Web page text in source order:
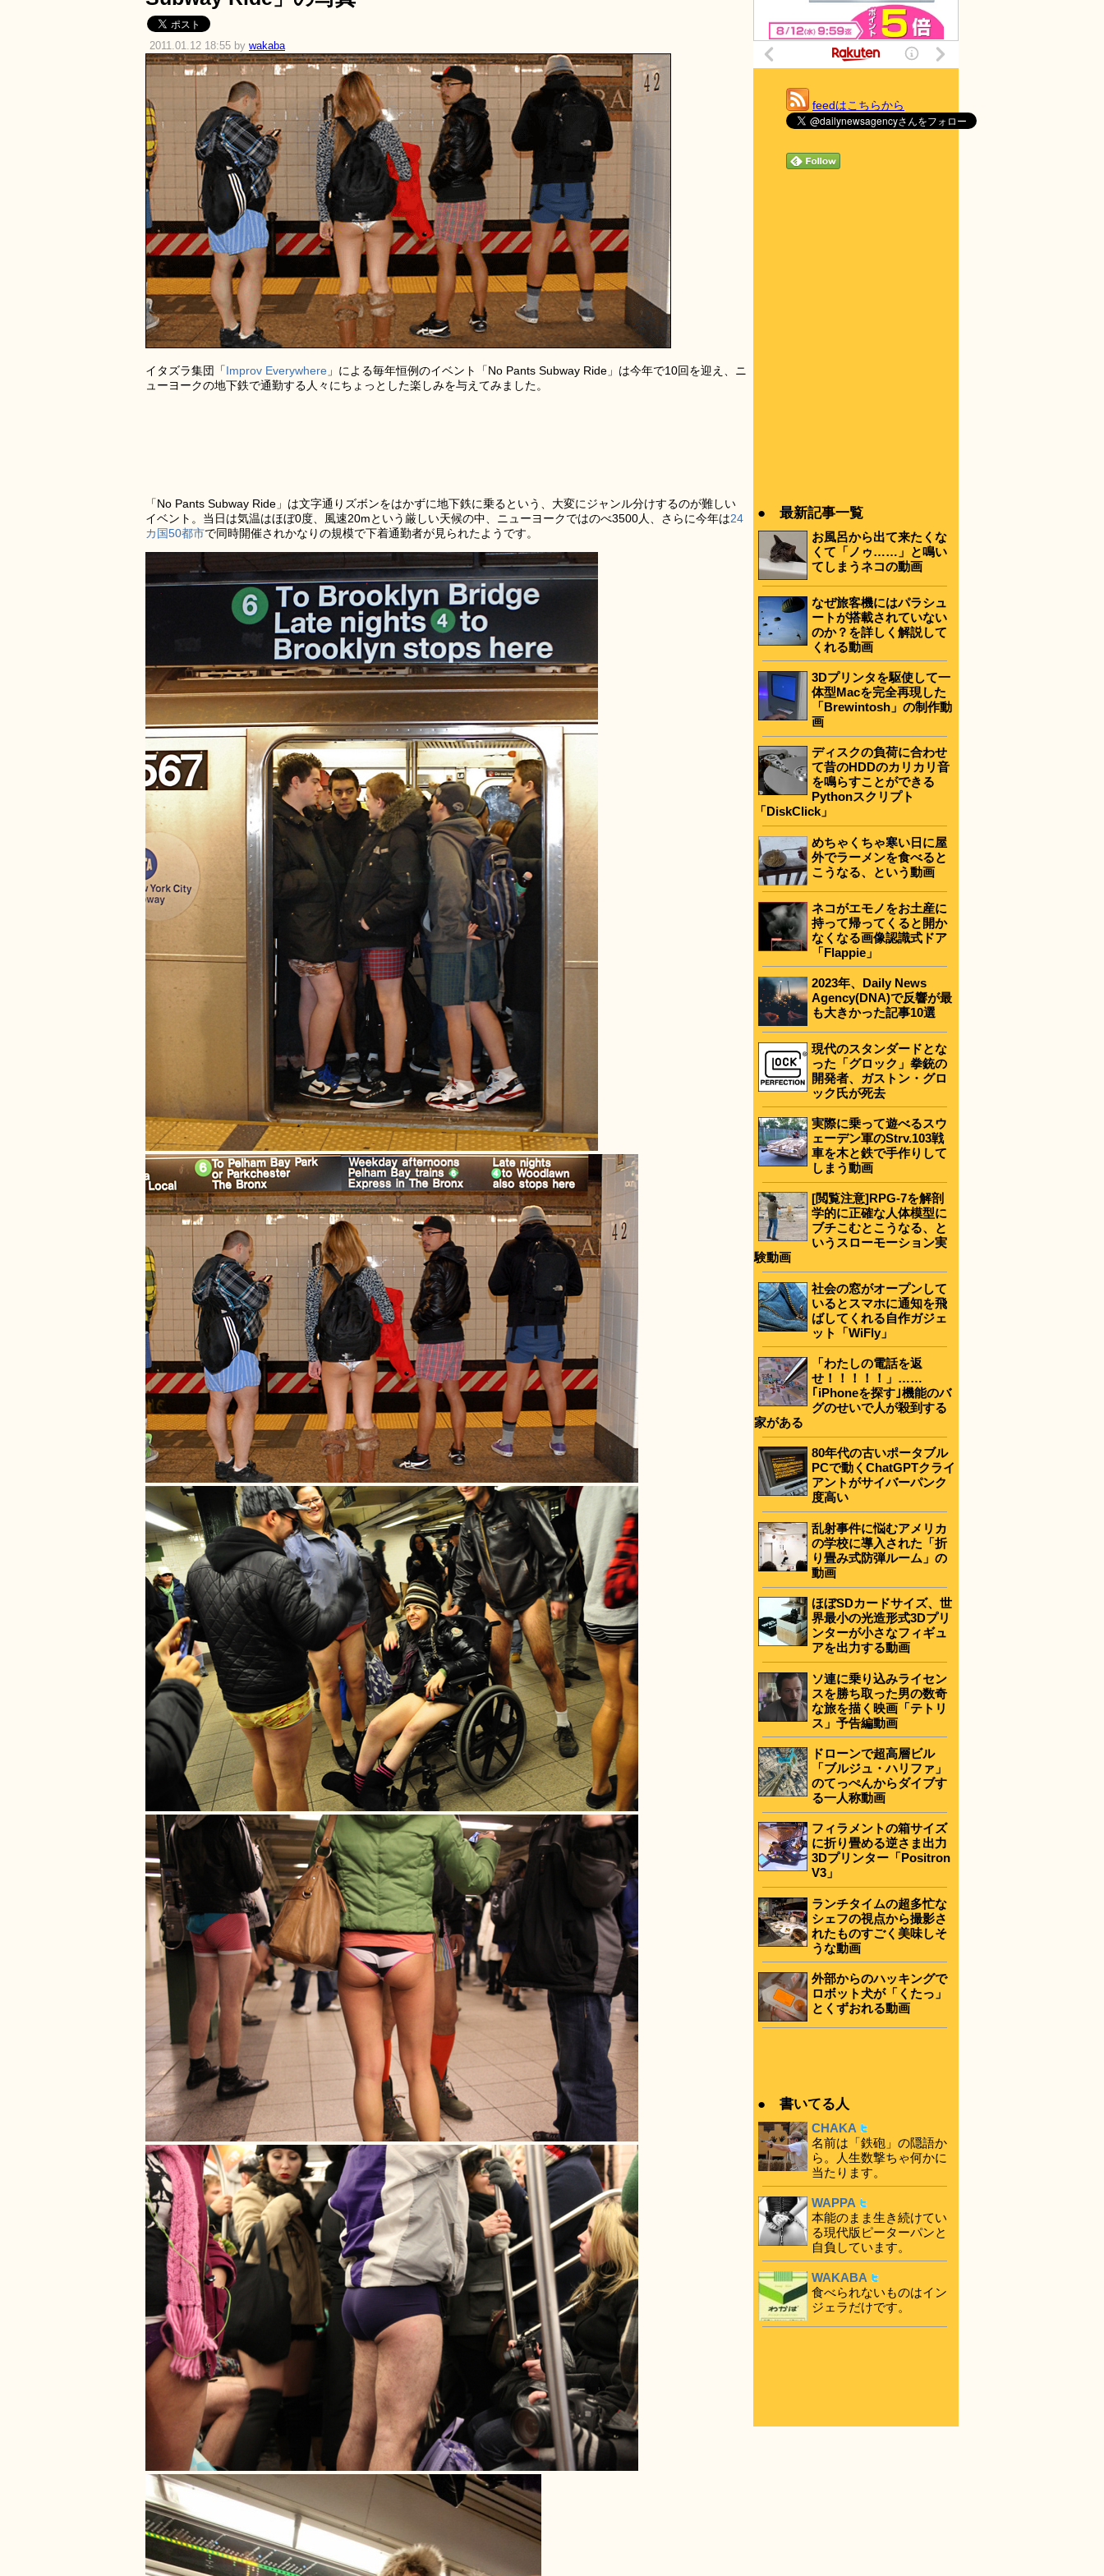
2011.01.12 18:55 by wakaba
イタズラ集団「Improv Everywhere 」による毎年恒例のイベント「No Pants Subway Ride」は今年で10回を迎え、ニ
ューヨークの地下鉄で通勤する人々にちょっとした楽しみを与えてみました。
「No Pants Subway Ride」は文字通りズボンをはかずに地下鉄に乗るという、大変にジャンル分けするのが難しい
イベント。当日は気温はほぼ0度、風速20mという厳しい天候の中、ニューヨークではのべ3500人、さらに今年は24
カ国50都市で同時開催されかなりの規模で下着通勤者が見られたようです。
feedはこちらから
● 最新記事一覧
お風呂から出て来たくな
くて「ノゥ……」と鳴い
てしまうネコの動画
なぜ旅客機にはパラシュ
ートが搭載されていない
のか？を詳しく解説して
くれる動画
3Dプリンタを駆使して一
体型Macを完全再現した
「Brewintosh」の制作動
画
ディスクの負荷に合わせ
て昔のHDDのカリカリ音
を鳴らすことができる
Pythonスクリプト
「DiskClick」
めちゃくちゃ寒い日に屋
外でラーメンを食べると
こうなる、という動画
ネコがエモノをお土産に
持って帰ってくると開か
なくなる画像認識式ドア
「Flappie」
2023年、Daily News
Agency(DNA)で反響が最
も大きかった記事10選
現代のスタンダードとな
った「グロック」拳銃の
開発者、ガストン・グロ
ック氏が死去
実際に乗って遊べるスウ
ェーデン軍のStrv.103戦
車を木と鉄で手作りして
しまう動画
[閲覧注意]RPG-7を解剖
学的に正確な人体模型に
ブチこむとこうなる、と
いうスローモーション実
験動画
社会の窓がオープンして
いるとスマホに通知を飛
ばしてくれる自作ガジェ
ット「WiFly」
「わたしの電話を返
せ！！！！！」……
｢iPhoneを探す｣機能のバ
グのせいで人が殺到する
家がある
80年代の古いポータブル
PCで動くChatGPTクライ
アントがサイバーパンク
度高い
乱射事件に悩むアメリカ
の学校に導入された「折
り畳み式防弾ルーム」の
動画
ほぼSDカードサイズ、世
界最小の光造形式3Dプリ
ンターが小さなフィギュ
アを出力する動画
ソ連に乗り込みライセン
スを勝ち取った男の数奇
な旅を描く映画「テトリ
ス」予告編動画
ドローンで超高層ビル
「ブルジュ・ハリファ」
のてっぺんからダイブす
る一人称動画
フィラメントの箱サイズ
に折り畳める逆さま出力
3Dプリンター「Positron
V3」
ランチタイムの超多忙な
シェフの視点から撮影さ
れたものすごく美味しそ
うな動画
外部からのハッキングで
ロボット犬が「くたっ」
とくずおれる動画
● 書いてる人
CHAKA
名前は「鉄砲」の隠語か
ら。人生数撃ちゃ何かに
当たります。
WAPPA
本能のまま生き続けてい
る現代版ピーターパンと
自負しています。
WAKABA
食べられないものはイン
ジェラだけです。